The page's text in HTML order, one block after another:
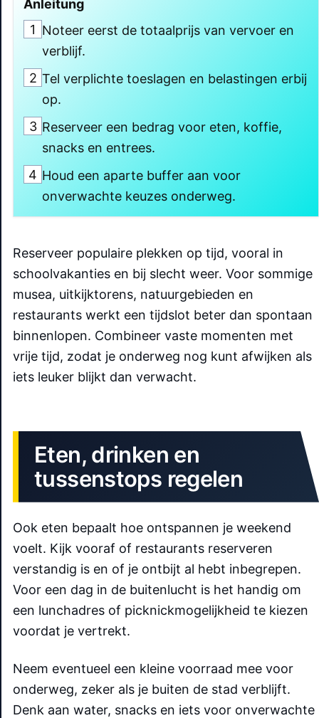
Anleitung
1 Noteer eerst de totaalprijs van vervoer en
verblijf.
2 Tel verplichte toeslagen en belastingen erbij
op.
3 Reserveer een bedrag voor eten, koffie,
snacks en entrees.
4 Houd een aparte buffer aan voor
onverwachte keuzes onderweg.
Reserveer populaire plekken op tijd, vooral in
schoolvakanties en bij slecht weer. Voor sommige
musea, uitkijktorens, natuurgebieden en
restaurants werkt een tijdslot beter dan spontaan
binnenlopen. Combineer vaste momenten met
vrije tijd, zodat je onderweg nog kunt afwijken als
iets leuker blijkt dan verwacht.
Eten, drinken en
tussenstops regelen
Ook eten bepaalt hoe ontspannen je weekend
voelt. Kijk vooraf of restaurants reserveren
verstandig is en of je ontbijt al hebt inbegrepen.
Voor een dag in de buitenlucht is het handig om
een lunchadres of picknickmogelijkheid te kiezen
voordat je vertrekt.
Neem eventueel een kleine voorraad mee voor
onderweg, zeker als je buiten de stad verblijft.
Denk aan water, snacks en iets voor onverwachte